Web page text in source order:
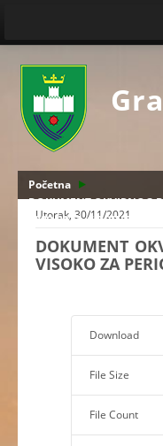
Početna
DOKUMENT OKVIRNOG
2022-2024. GODINE
Utorak, 30/11/2021
DOKUMENT
VISOKO ZA
Download
File Size
File Count